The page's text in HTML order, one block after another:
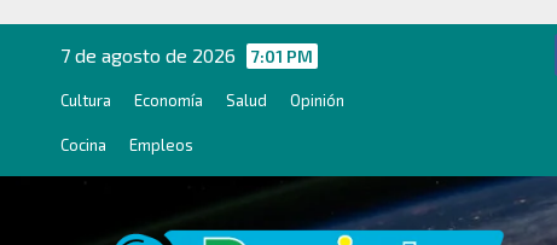
contenido
7 de agosto de 2026 7:01 PM
Cultura Economía Salud Opinión
Cocina Empleos